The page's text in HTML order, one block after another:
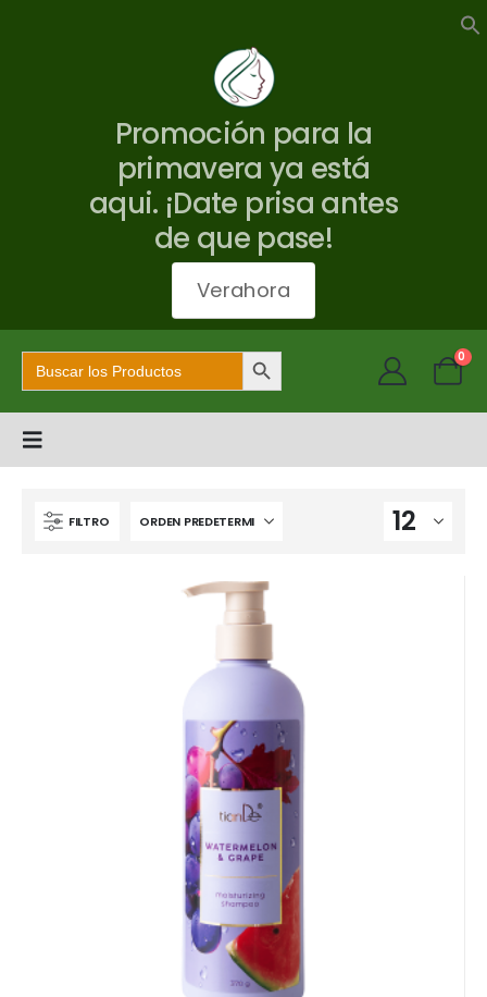
Promoción para la
primavera ya está
aqui. ¡Date prisa antes
de que pase!
Verahora
Buscar: Botón de búsqueda 0
FILTRO